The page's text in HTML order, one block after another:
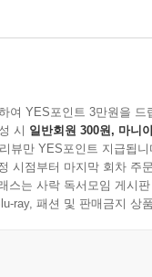
대표적인 사례들을 들
요〉
국과 미국의 법제도와
여 YES포인트 3만원을 드
시 일반회원 300원, 마니
뷰만 YES포인트 지급됩니
시점부터 마지막 회차 주
스는 사락 독서모임 게시
ray, 패션 및 판매금지 상